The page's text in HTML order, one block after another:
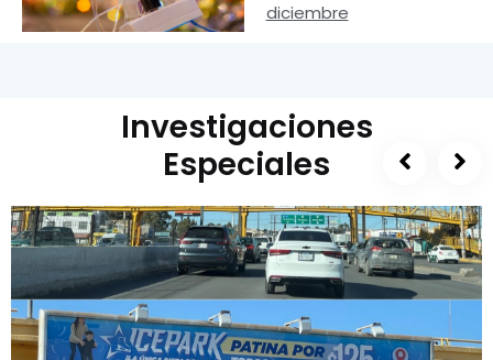
diciembre
Investigaciones
Especiales